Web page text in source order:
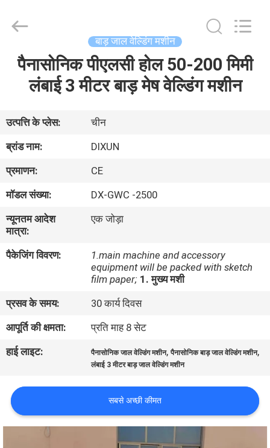
घर
वीआर
शो
हमारे
बारे
में
भ्रमण
गुणवत्ता
संपर्क
करें
Mesh
Products
Rights
Reserved.
बाड़ जाल वेल्डिंग मशीन
पैनासोनिक पीएलसी होल 50-200 मिमी
लंबाई 3 मीटर बाड़ मेष वेल्डिंग मशीन
उत्पत्ति के प्लेस:
चीन
ब्रांड नाम:
DIXUN
प्रमाणन:
CE
मॉडल संख्या:
DX-GWC -2500
न्यूनतम आदेश
मात्रा:
एक जोड़ा
पैकेजिंग विवरण:
1.main machine and accessory
equipment will be packed with sketch
film paper; 1. मुख्य मशी
प्रसव के समय:
30 कार्य दिवस
आपूर्ति की क्षमता:
प्रति माह 8 सेट
हाई लाइट:
पैनासोनिक जाल वेल्डिंग मशीन,पैनासोनिक बाड़ जाल वेल्डिंग मशीन,
लंबाई 3 मीटर बाड़ जाल वेल्डिंग मशीन
सबसे अच्छी कीमत